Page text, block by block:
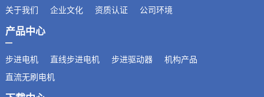
关于我们 企业文化 资质认证 公司环境
产品中心
步进电机 直线步进电机 步进驱动器
机构产品
直流无刷电机